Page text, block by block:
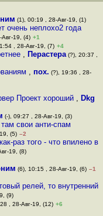
(1), 00:19 , 28-Авг-19, (1)
очень неплохо2 года
19, (4) +1
, 28-Авг-19, (7) +4
, Перастера(?), 20:37 ,
, пох. (?), 19:36 , 28-
Проект хороший , Dkg
(-), 09:27 , 28-Авг-19, (3)
свои анти-спам
(5) –2
раз того - что впилено в
19, (8)
(6), 10:15 , 28-Авг-19, (6) –1
релей, то внутренний
(9)
, 28-Авг-19, (12) +6